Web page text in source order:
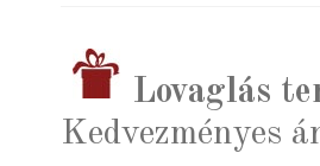
Lovaglás
Kedvezményes